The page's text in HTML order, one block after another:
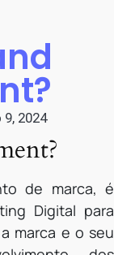
9, 2024
de marca, é
Digital para
marca e o seu